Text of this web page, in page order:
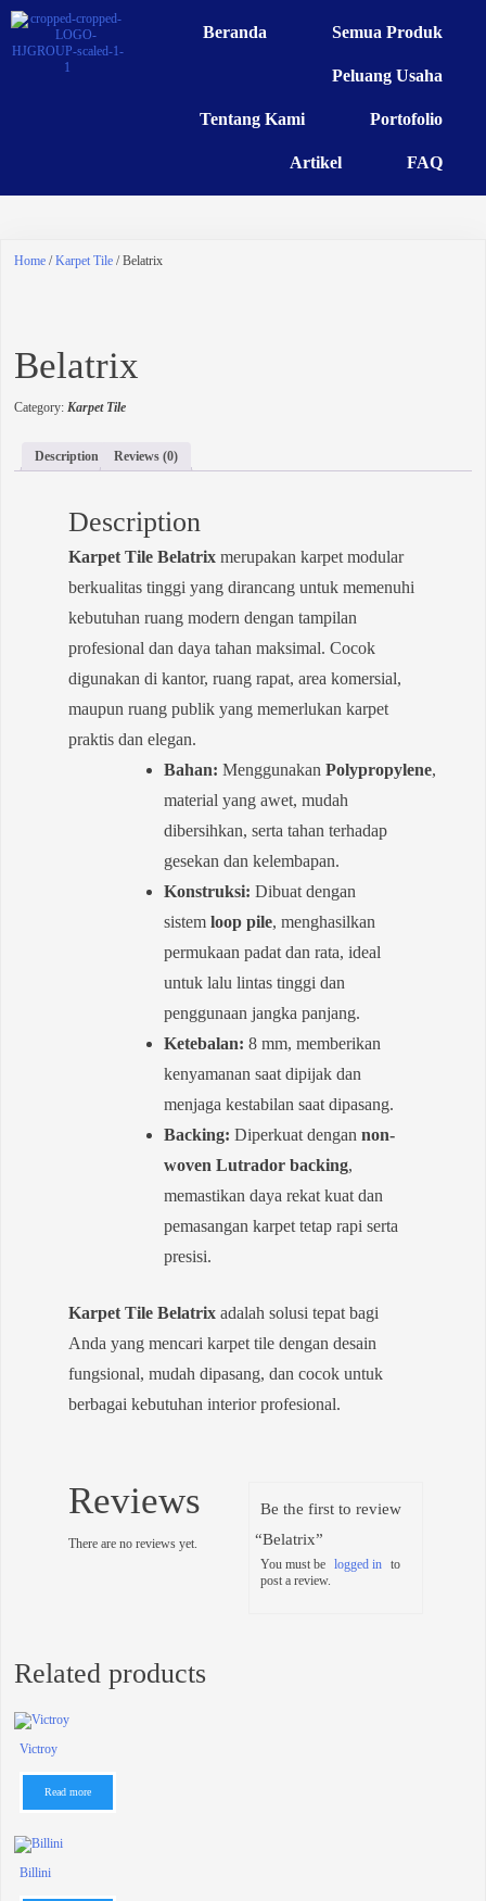
Beranda Semua Produk
Peluang Usaha
Tentang Kami Portofolio
Artikel FAQ
Home /Karpet Tile / Belatrix
Belatrix
Category: Karpet Tile
Description Reviews (0)
Description
Karpet Tile Belatrix merupakan karpet modular
berkualitas tinggi yang dirancang untuk memenuhi
kebutuhan ruang modern dengan tampilan
profesional dan daya tahan maksimal. Cocok
digunakan di kantor, ruang rapat, area komersial,
maupun ruang publik yang memerlukan karpet
praktis dan elegan.
Bahan: Menggunakan Polypropylene,
material yang awet, mudah
dibersihkan, serta tahan terhadap
gesekan dan kelembapan.
Konstruksi: Dibuat dengan
sistem loop pile, menghasilkan
permukaan padat dan rata, ideal
untuk lalu lintas tinggi dan
penggunaan jangka panjang.
Ketebalan: 8 mm, memberikan
kenyamanan saat dipijak dan
menjaga kestabilan saat dipasang.
Backing: Diperkuat dengan non-
woven Lutrador backing,
memastikan daya rekat kuat dan
pemasangan karpet tetap rapi serta
presisi.
Karpet Tile Belatrix adalah solusi tepat bagi
Anda yang mencari karpet tile dengan desain
fungsional, mudah dipasang, dan cocok untuk
berbagai kebutuhan interior profesional.
Reviews
There are no reviews yet.
Be the first to review
“Belatrix”
You must be logged in to
post a review.
Related products
Victroy
Read more
Billini